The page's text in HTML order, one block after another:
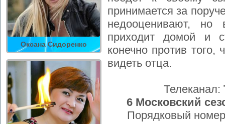
Оксана Сидоренко
принимается за
недооценивают,
приходит домой и
конечно против
видеть отца.
Телеканал:
6 Московский
Порядковый